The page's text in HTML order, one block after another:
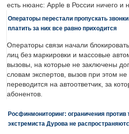
есть нюанс: Apple в России ничего и
Операторы перестали пропускать
платить за них все равно приходится
Операторы связи начали
лиц без маркировки и массовые
вызовы, на которые не заключены
словам экспертов, вызов при этом
переводится на автоответчик, за
абонентов.
Росфинмониторинг: ограничения против
экстремиста Дурова не